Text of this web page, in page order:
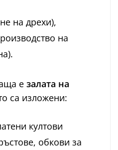
на дрехи),
на
е залата на
са изложени:
култови
обкови за